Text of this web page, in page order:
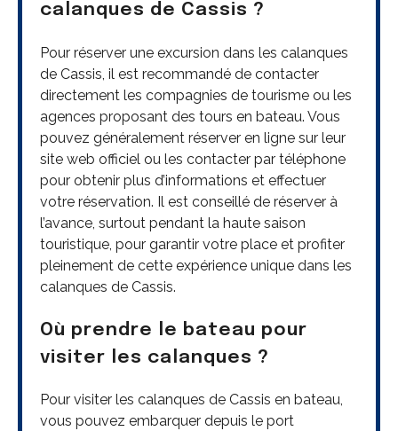
calanques de Cassis ?
Pour réserver une excursion dans les calanques
de Cassis, il est recommandé de contacter
directement les compagnies de tourisme ou les
agences proposant des tours en bateau. Vous
pouvez généralement réserver en ligne sur leur
site web officiel ou les contacter par téléphone
pour obtenir plus d’informations et effectuer
votre réservation. Il est conseillé de réserver à
l’avance, surtout pendant la haute saison
touristique, pour garantir votre place et profiter
pleinement de cette expérience unique dans les
calanques de Cassis.
Où prendre le bateau pour
visiter les calanques ?
Pour visiter les calanques de Cassis en bateau,
vous pouvez embarquer depuis le port